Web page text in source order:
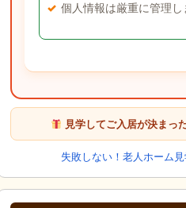
個人情報は厳重に管理し
見学してご入居が決まっ
失敗しない！老人ホーム